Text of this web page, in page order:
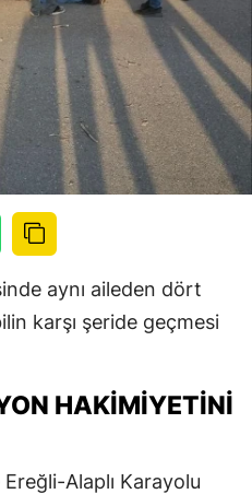
aynı aileden dört
karşı şeride geçmesi
HAKIMIYETINI
Alaplı Karayolu